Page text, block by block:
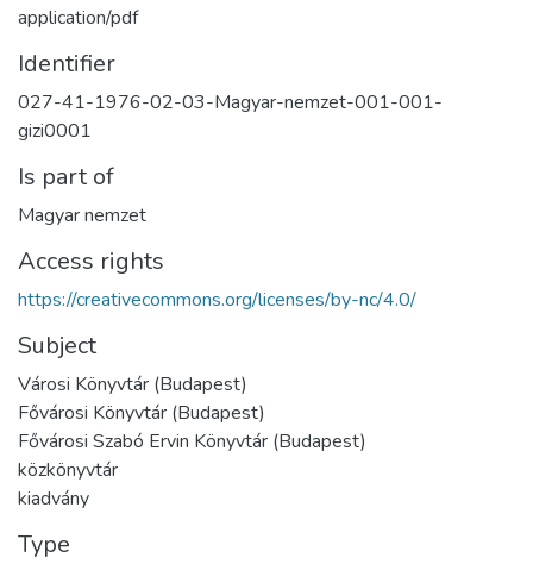
application/pdf
Identifier
027-41-1976-02-03-Magyar-nemzet-001-001-
gizi0001
Is part of
Magyar nemzet
Access rights
https://creativecommons.org/licenses/by-nc/4.0/
Subject
Városi Könyvtár (Budapest)
Fővárosi Könyvtár (Budapest)
Fővárosi Szabó Ervin Könyvtár (Budapest)
közkönyvtár
kiadvány
Type